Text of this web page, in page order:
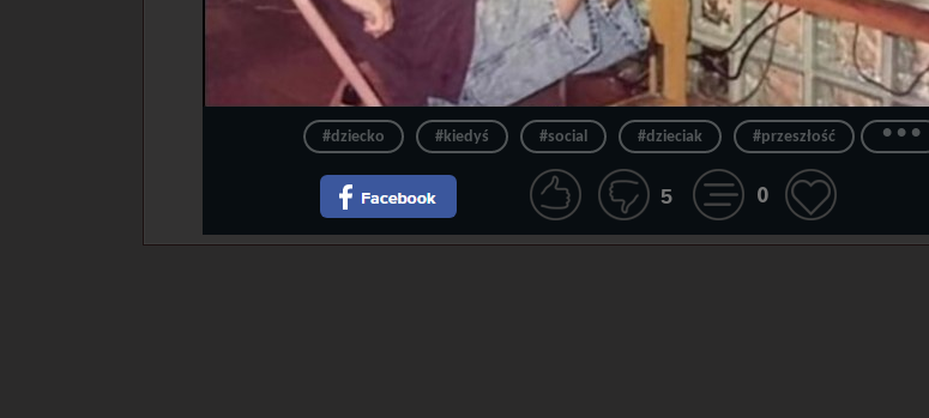
#dziecko #kiedyś #social #dzieciak #przeszłość ...
5 0